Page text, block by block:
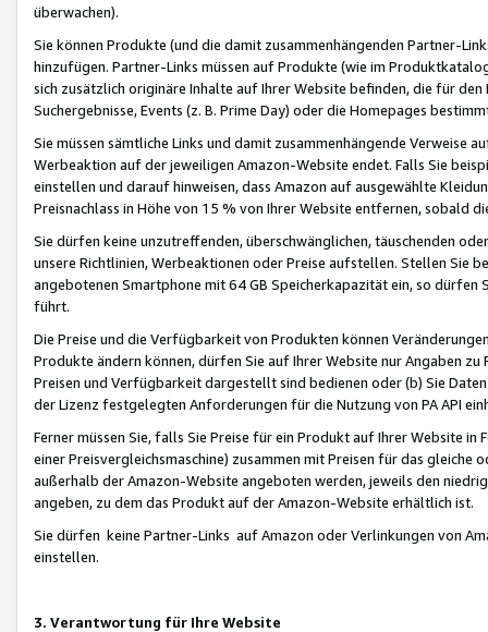
überwachen).
Sie können Produkte (und die damit zusammenhängenden Partner-
hinzufügen. Partner-Links müssen auf Produkte (wie im
sich zusätzlich originäre Inhalte auf Ihrer Website befinden, die für
Suchergebnisse, Events (z. B. Prime Day) oder die Homepages
Sie müssen sämtliche Links und damit zusammenhängende
Werbeaktion auf der jeweiligen Amazon-Website endet. Falls Sie
einstellen und darauf hinweisen, dass Amazon auf ausgewählte
Preisnachlass in Höhe von 15 % von Ihrer Website entfernen, sobald
Sie dürfen keine unzutreffenden, überschwänglichen, täuschenden
unsere Richtlinien, Werbeaktionen oder Preise aufstellen. Stellen Sie
angebotenen Smartphone mit 64 GB Speicherkapazität ein, so dürfen
führt.
Die Preise und die Verfügbarkeit von Produkten können
Produkte ändern können, dürfen Sie auf Ihrer Website nur Angaben
Preisen und Verfügbarkeit dargestellt sind bedienen oder (b) Sie
der Lizenz festgelegten Anforderungen für die Nutzung von PA API
Ferner müssen Sie, falls Sie Preise für ein Produkt auf Ihrer Website
einer Preisvergleichsmaschine) zusammen mit Preisen für das
außerhalb der Amazon-Website angeboten werden, jeweils den
angeben, zu dem das Produkt auf der Amazon-Website erhältlich ist.
Sie dürfen keine Partner-Links auf Amazon oder Verlinkungen von
einstellen.
3. Verantwortung für Ihre Website